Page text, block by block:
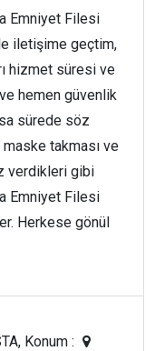
Emniyet Filesi
iletişime geçtim,
hizmet süresi ve
hemen güvenlik
sürede söz
takması ve
verdikleri gibi
Emniyet Filesi
Herkese gönül
Konum :